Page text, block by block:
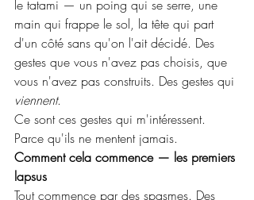
le tatami — un poing qui se serre, une
main qui frappe le sol, la tête qui part
d'un côté sans qu'on l'ait décidé. Des
gestes que vous n'avez pas choisis, que
vous n'avez pas construits. Des gestes qui
viennent.
Ce sont ces gestes qui m'intéressent.
Parce qu'ils ne mentent jamais.
Comment cela commence — les premiers
lapsus
Tout commence par des spasmes. Des